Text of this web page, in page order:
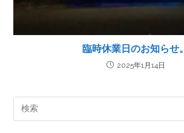
臨時休業日のお知らせ。
2025年1月14日